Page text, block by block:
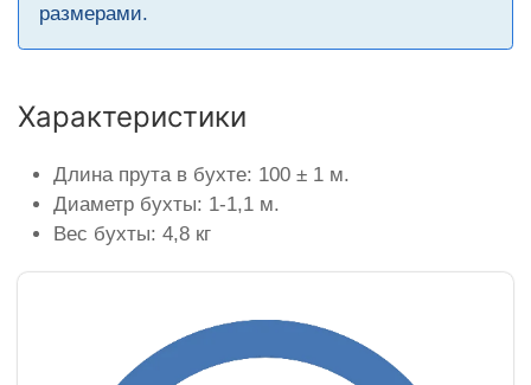
размерами.
Характеристики
Длина прута в бухте: 100 ± 1 м.
Диаметр бухты: 1-1,1 м.
Вес бухты: 4,8 кг